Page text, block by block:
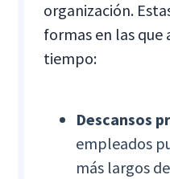
organización.
formas en las que
tiempo:
Descansos
empleados
más largos